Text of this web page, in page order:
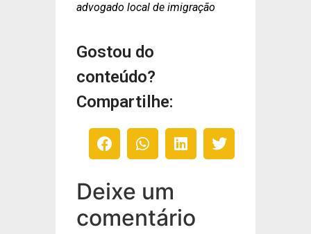
advogado local de imigração
Gostou do
conteúdo?
Compartilhe:
Deixe um
comentário